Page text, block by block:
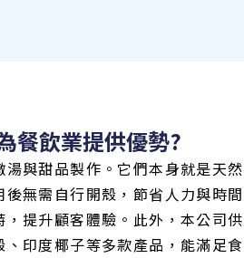
餐飲業提供優勢?
與甜品製作。它們本身就是天
無需自行開殼，節省人力與時
，提升顧客體驗。此外，本公司
印度椰子等多款產品，能滿足